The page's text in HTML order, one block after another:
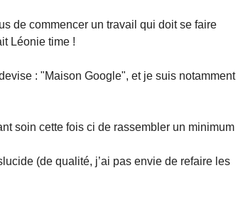
de commencer un travail qui doit se faire
Léonie time !
: "Maison Google", et je suis notamment
soin cette fois ci de rassembler un minimum
(de qualité, j’ai pas envie de refaire les